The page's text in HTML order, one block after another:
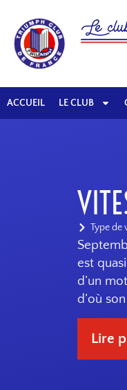
ACCUEIL LE CLUB
Type de
est
d’un
d’où son
Lire